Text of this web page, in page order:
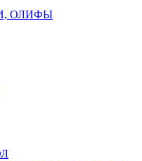
ОЛИФЫ